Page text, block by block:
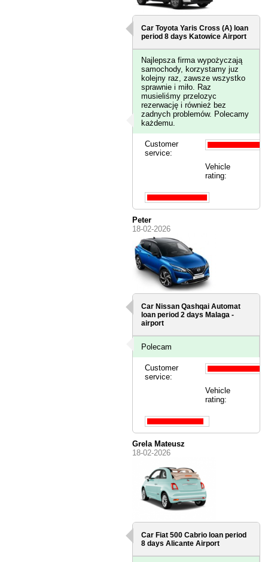
Car Toyota Yaris Cross (A) loan
period 8 days Katowice Airport
Najlepsza firma wypożyczają
samochody, korzystamy juz
kolejny raz, zawsze wszystko
sprawnie i miło. Raz
musieliśmy przelozyc
rezerwację i również bez
zadnych problemów. Polecamy
każdemu.
Customer
service:
Vehicle
rating:
Peter
18-02-2026
Car Nissan Qashqai Automat
loan period 2 days Malaga -
airport
Polecam
Customer
service:
Vehicle
rating:
Grela Mateusz
18-02-2026
Car Fiat 500 Cabrio loan period
8 daysAlicante Airport